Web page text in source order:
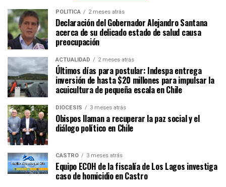
POLÍTICA 2 meses atrás
Declaración del Gobernador Alejandro Santana
acerca de su delicado estado de salud causa
preocupación
ACTUALIDAD 2 meses atrás
Últimos días para postular: Indespa entrega
inversión de hasta $20 millones para impulsar la
acuicultura de pequeña escala en Chile
DIÓCESIS 3 meses atrás
Obispos llaman a recuperar la paz social y el
diálogo político en Chile
CASTRO 3 meses atrás
Equipo ECOH de la fiscalía de Los Lagos investiga
caso de homicidio en Castro